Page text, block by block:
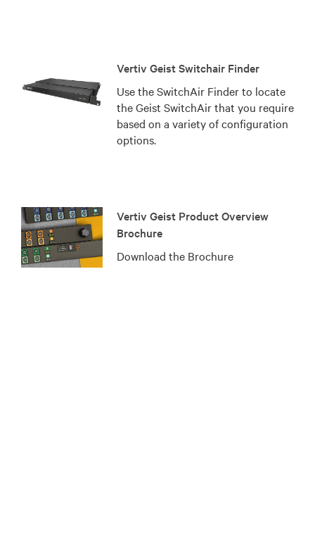
Vertiv Geist Switchair Finder
Use the SwitchAir Finder to locate
the Geist SwitchAir that you require
based on a variety of configuration
options.
Vertiv Geist Product Overview
Brochure
Download the Brochure